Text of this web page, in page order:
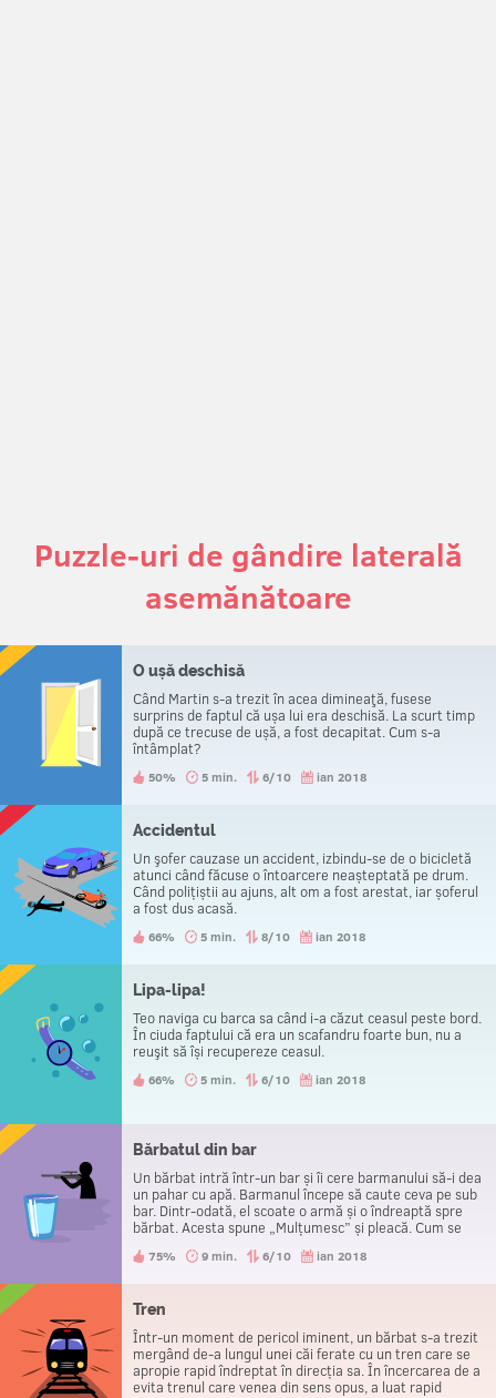
Puzzle-uri de gândire laterală
asemănătoare
O ușă deschisă
Când Martin s-a trezit în acea dimineaţă, fusese
surprins de faptul că ușa lui era deschisă. La scurt timp
după ce trecuse de ușă, a fost decapitat. Cum s-a
întâmplat?
50% 5 min. 6/10 ian 2018
Accidentul
Un şofer cauzase un accident, izbindu-se de o bicicletă
atunci când făcuse o întoarcere neașteptată pe drum.
Când polițiștii au ajuns, alt om a fost arestat, iar șoferul
a fost dus acasă.
66% 5 min. 8/10 ian 2018
Lipa-lipa!
Teo naviga cu barca sa când i-a căzut ceasul peste bord.
În ciuda faptului că era un scafandru foarte bun, nu a
reuşit să își recupereze ceasul.
66% 5 min. 6/10 ian 2018
Bărbatul din bar
Un bărbat intră într-un bar și îi cere barmanului să-i dea
un pahar cu apă. Barmanul începe să caute ceva pe sub
bar. Dintr-odată, el scoate o armă și o îndreaptă spre
bărbat. Acesta spune „Mulțumesc” și pleacă. Cum se
75% 9 min. 6/10 ian 2018
Tren
Într-un moment de pericol iminent, un bărbat s-a trezit
mergând de-a lungul unei căi ferate cu un tren care se
apropie rapid îndreptat în direcția sa. În încercarea de a
evita trenul care venea din sens opus, a luat rapid